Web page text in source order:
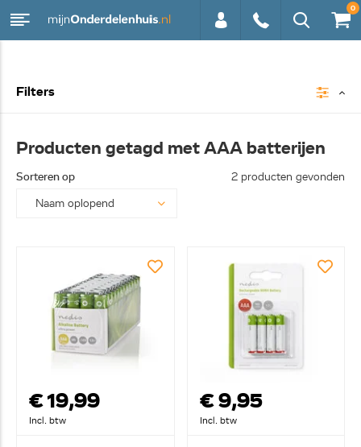
0
Filters
Producten getagd met AAA batterijen
Sorteren op 2 producten gevonden
€ 19,99
Incl. btw
€ 9,95
Incl. btw